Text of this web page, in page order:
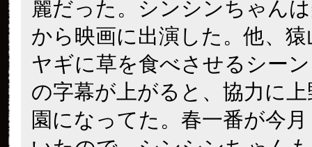
麗だった。シンシンちゃん
から映画に出演した。他、
ヤギに草を食べさせるシー
の字幕が上がると、協力に
園になってた。春一番が今